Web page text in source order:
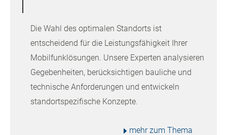
Die Wahl des optimalen Standorts ist
entscheidend für die Leistungsfähigkeit Ihrer
Mobilfunklösungen. Unsere Experten analysieren
Gegebenheiten, berücksichtigen bauliche und
technische Anforderungen und entwickeln
standortspezifische Konzepte.
mehr zum Thema